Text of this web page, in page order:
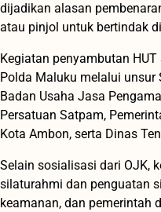
dijadikan alasan
atau pinjol untuk bertindak
Kegiatan penyambutan
Polda Maluku melalui unsur
Badan Usaha Jasa
Persatuan Satpam,
Kota Ambon, serta Dinas
Selain sosialisasi dari OJK,
silaturahmi dan penguatan
keamanan, dan pemerintah